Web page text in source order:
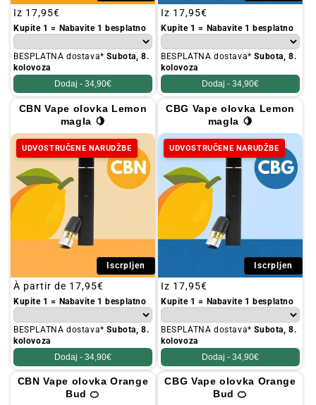
Redovna
cijena
Iz 17,95€
Kupite 1 = Nabavite 1 besplatno
BESPLATNA dostava*Subota, 8.
kolovoza
Dodaj - 34,90€
Redovna
cijena
Iz 17,95€
Kupite 1 = Nabavite 1 besplatno
BESPLATNA dostava*Subota, 8.
kolovoza
Dodaj - 34,90€
CBN Vape olovka Lemon
magla 🍋
UDVOSTRUČENE NARUDŽBE
Iscrpljen
Redovna
cijena
À partir de 17,95€
Kupite 1 = Nabavite 1 besplatno
BESPLATNA dostava*Subota, 8.
kolovoza
Dodaj - 34,90€
CBG Vape olovka Lemon
magla 🍋
UDVOSTRUČENE NARUDŽBE
Iscrpljen
Redovna
cijena
Iz 17,95€
Kupite 1 = Nabavite 1 besplatno
BESPLATNA dostava*Subota, 8.
kolovoza
Dodaj - 34,90€
CBN Vape olovka Orange
Bud 🍊
CBG Vape olovka Orange
Bud 🍊